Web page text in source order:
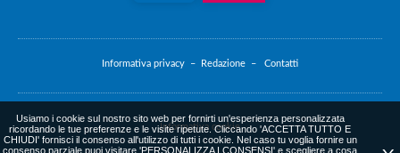
Informativa privacy – Redazione – Contatti
Informativa cookie
Usiamo i cookie sul nostro sito web per fornirti un'esperienza personalizzata
ricordando le tue preferenze e le visite ripetute. Cliccando 'ACCETTA TUTTO E
CHIUDI' fornisci il consenso all'utilizzo di tutti i cookie. Nel caso tu voglia fornire un
consenso parziale puoi visitare 'PERSONALIZZA I CONSENSI' e scegliere a cosa